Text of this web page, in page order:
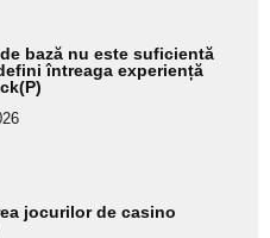
bază nu este suficientă
întreaga experiență
jocurilor de casino